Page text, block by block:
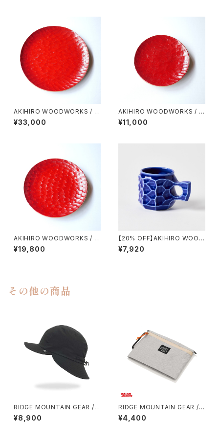
AKIHIRO WOODWORKS / P
LATE ２７０（URISHI）
¥33,000
AKIHIRO WOODWORKS / P
LATE １６５（URISHI）
¥11,000
AKIHIRO WOODWORKS / P
LATE ２１０（URISHI）
¥19,800
【20% OFF】AKIHIRO WOOD
WORKS / Z JINCUP CERAM
IC（M）
¥7,920
その他の商品
RIDGE MOUNTAIN GEAR / S
HADE CAP
¥8,900
RIDGE MOUNTAIN GEAR /
TRAVEL POUCH PLUS（ULT
¥4,400